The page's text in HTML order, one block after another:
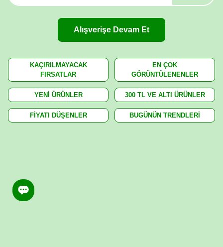
Alışverişe Devam Et
KAÇIRILMAYACAK
FIRSATLAR
EN ÇOK
GÖRÜNTÜLENENLER
YENİ ÜRÜNLER 300 TL VE ALTI ÜRÜNLER
FİYATI DÜŞENLER BUGÜNÜN TRENDLERİ